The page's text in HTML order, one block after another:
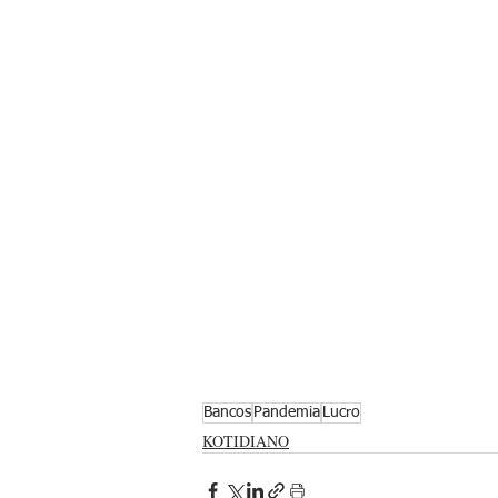
Bancos Pandemia Lucro
KOTIDIANO